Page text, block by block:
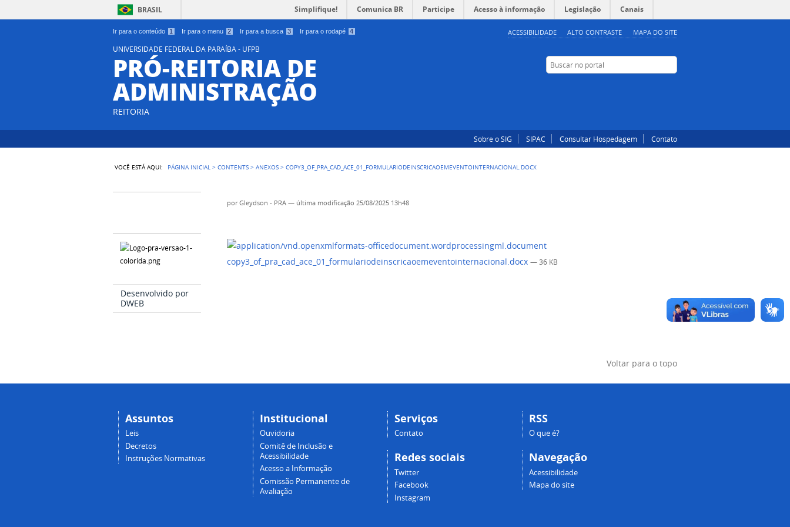
Ir para o conteúdo 1 Ir para o menu 2 Ir para a busca 3 Ir para o rodapé 4 ACESSIBILIDADE ALTO CONTRASTE MAPA DO SITE
BRASIL Simplifique! Comunica BR Participe Acesso à informação Legislação Canais
UNIVERSIDADE FEDERAL DA PARAÍBA - UFPB
PRÓ-REITORIA DE
ADMINISTRAÇÃO
REITORIA
Buscar no portal
Sobre o SIG SIPAC Consultar Hospedagem Contato
VOCÊ ESTÁ AQUI: PÁGINA INICIAL >CONTENTS >ANEXOS >COPY3_OF_PRA_CAD_ACE_01_FORMULARIODEINSCRICAOEMEVENTOINTERNACIONAL.DOCX
Desenvolvido por
DWEB
porGleydson - PRA — última modificação 25/08/2025 13h48
copy3_of_pra_cad_ace_01_formulariodeinscricaoemeventointernacional.docx— 36 KB
Voltar para o topo
Assuntos
Leis
Decretos
Instruções Normativas
Institucional
Ouvidoria
Comitê de Inclusão e
Acessibilidade
Acesso a Informação
Comissão Permanente de
Avaliação
Serviços
Contato
Redes sociais
Twitter
Facebook
Instagram
RSS
O que é?
Navegação
Acessibilidade
Mapa do site